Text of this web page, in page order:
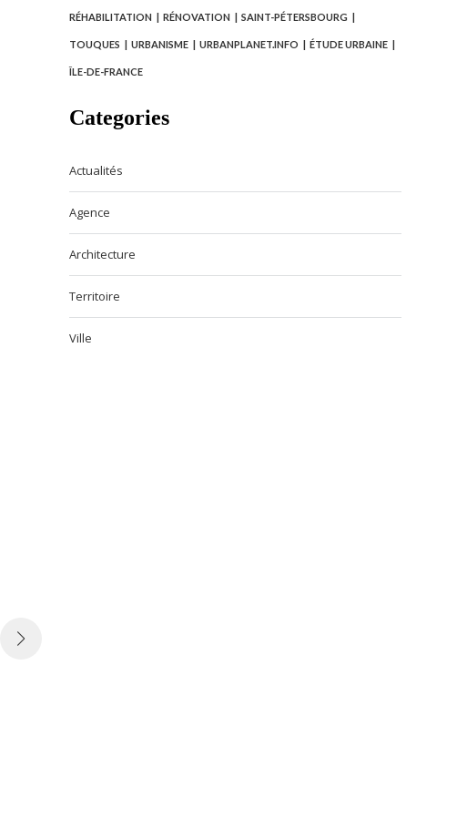
RÉHABILITATION RÉNOVATION SAINT-PÉTERSBOURG
TOUQUES URBANISME URBANPLANET.INFO ÉTUDE URBAINE
ÎLE-DE-FRANCE
Categories
Actualités
Agence
Architecture
Territoire
Ville